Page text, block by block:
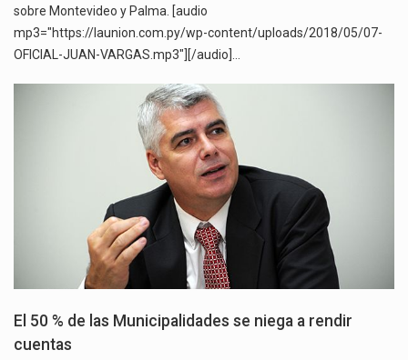
sobre Montevideo y Palma. [audio
mp3="https://launion.com.py/wp-content/uploads/2018/05/07-
OFICIAL-JUAN-VARGAS.mp3"][/audio]…
El 50 % de las Municipalidades se niega a rendir
cuentas